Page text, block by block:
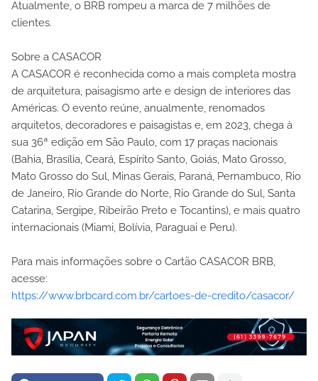
Atualmente, o BRB rompeu a marca de 7 milhões de
clientes.
Sobre a CASACOR
A CASACOR é reconhecida como a mais completa mostra
de arquitetura, paisagismo arte e design de interiores das
Américas. O evento reúne, anualmente, renomados
arquitetos, decoradores e paisagistas e, em 2023, chega à
sua 36ª edição em São Paulo, com 17 praças nacionais
(Bahia, Brasília, Ceará, Espírito Santo, Goiás, Mato Grosso,
Mato Grosso do Sul, Minas Gerais, Paraná, Pernambuco, Rio
de Janeiro, Rio Grande do Norte, Rio Grande do Sul, Santa
Catarina, Sergipe, Ribeirão Preto e Tocantins), e mais quatro
internacionais (Miami, Bolívia, Paraguai e Peru).
Para mais informações sobre o Cartão CASACOR BRB,
acesse:
https://www.brbcard.com.br/cartoes-de-credito/casacor/